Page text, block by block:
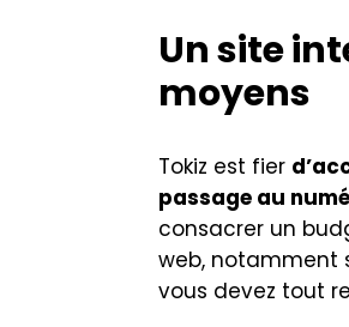
Un site
moyens
Tokiz est fier
passage au
consacrer un
web, notamment
vous devez tout